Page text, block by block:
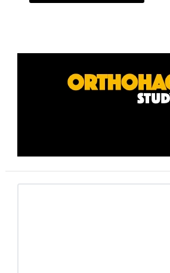
Barra
primaria